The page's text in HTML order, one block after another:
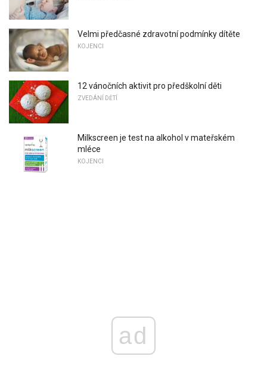
Velmi předčasné zdravotní podmínky dítěte
KOJENCI
12 vánočních aktivit pro předškolní děti
ZVEDÁNÍ DĚTÍ
Milkscreen je test na alkohol v mateřském
mléce
KOJENCI
ad